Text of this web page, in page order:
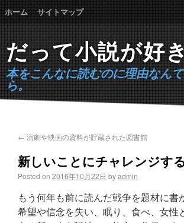
ホーム サイトマップ
だって小説が好
本をこんなに読むのに理由なん
ら。
← 演劇や映画の資料が貯蔵された図書館
新しいことにチャレンジす
Posted on 2016年10月22日 byadmin
もう何年も前に読んだ戦争を題材に
希望や信念を失い、眠り、食べ、女